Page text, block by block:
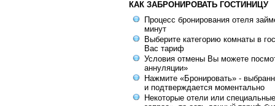
КАК ЗАБРОНИРОВАТЬ ГОСТИНИЦУ
Процесс бронирования отеля
минут
Выберите категорию комнаты в
Вас тариф
Условия отмены Вы можете
аннуляции»
Нажмите «Бронировать» -
и подтверждается моментально
Некоторые отели или